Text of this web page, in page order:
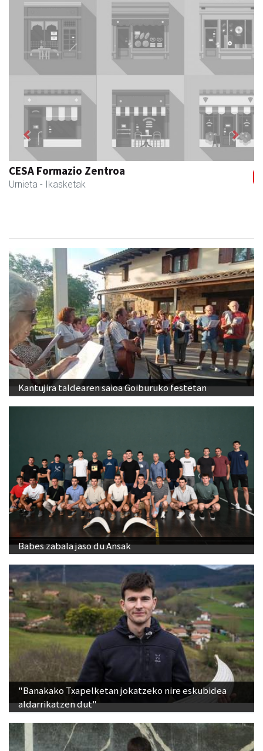
CESA Formazio Zentroa
Urnieta - Ikasketak
Previous Next
Kantujira taldearen saioa Goiburuko festetan
Babes zabala jaso du Ansak
"Banakako Txapelketan jokatzeko nire eskubidea
aldarrikatzen dut"